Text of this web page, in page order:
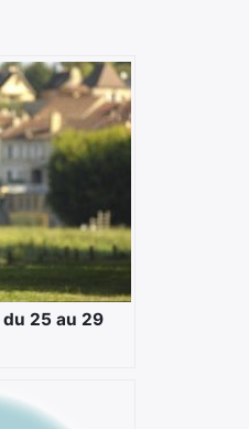
du 25 au 29